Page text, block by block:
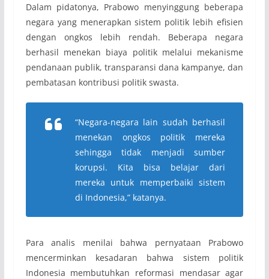
Dalam pidatonya, Prabowo menyinggung beberapa
negara yang menerapkan sistem politik lebih efisien
dengan ongkos lebih rendah. Beberapa negara
berhasil menekan biaya politik melalui mekanisme
pendanaan publik, transparansi dana kampanye, dan
pembatasan kontribusi politik swasta.
“Negara-negara lain sudah berhasil
menekan ongkos politik mereka
sehingga tidak menjadi sumber
korupsi. Kita bisa belajar dari
mereka untuk memperbaiki sistem
di Indonesia,” katanya.
Para analis menilai bahwa pernyataan Prabowo
mencerminkan kesadaran bahwa sistem politik
Indonesia membutuhkan reformasi mendasar agar